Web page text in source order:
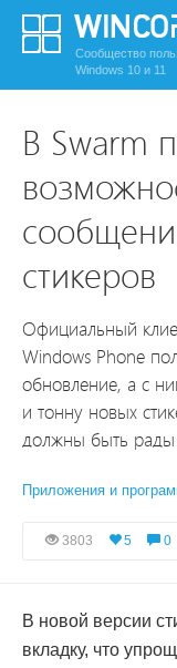
Сообщество
Windows 10 и 11
В Swarm
стикеров
Официальный
Windows Phone
обновление, а с
и тонну новых
должны быть рады
Приложения и
3803 5 0
В новой версии
вкладку, что